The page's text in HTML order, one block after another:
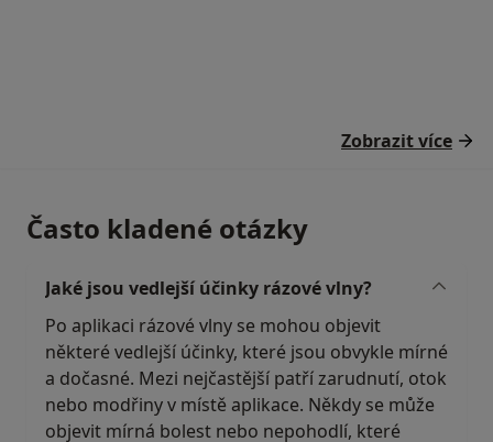
Zobrazit více
Často kladené otázky
Jaké jsou vedlejší účinky rázové vlny?
Po aplikaci rázové vlny se mohou objevit
některé vedlejší účinky, které jsou obvykle mírné
a dočasné. Mezi nejčastější patří zarudnutí, otok
nebo modřiny v místě aplikace. Někdy se může
objevit mírná bolest nebo nepohodlí, které